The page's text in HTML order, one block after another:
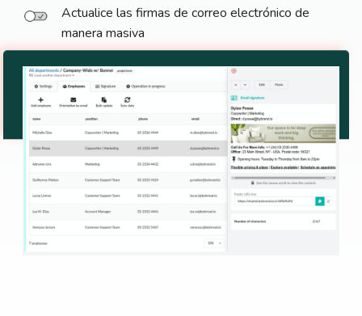
Actualice las firmas de correo electrónico de
manera masiva